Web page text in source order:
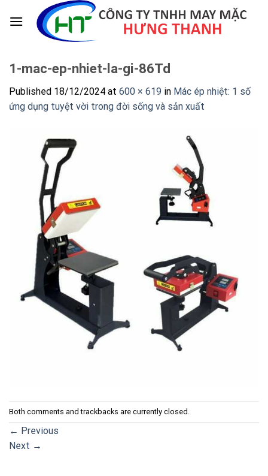
1-mac-ep-nhiet-la-gi-86Td
Published 18/12/2024 at 600 × 619 in Mác ép nhiệt: 1 số
ứng dụng tuyệt vời trong đời sống và sản xuất
Both comments and trackbacks are currently closed.
← Previous
Next →